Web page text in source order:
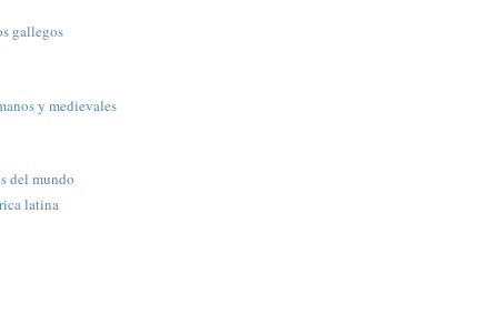
gallegos
y medievales
del mundo
latina